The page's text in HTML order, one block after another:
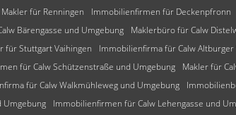
für Renningen Immobilienfirmen für Deckenpfronn
Bärengasse und Umgebung Maklerbüro für Calw
für Stuttgart Vaihingen Immobilienfirma für Calw
für Calw Schützenstraße und Umgebung Makler für
für Calw Walkmühleweg und Umgebung
Umgebung
Immobilienfirmen für Calw Lehengasse und